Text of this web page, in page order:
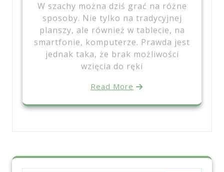
W szachy można dziś grać na różne
sposoby. Nie tylko na tradycyjnej
planszy, ale również w tablecie, na
smartfonie, komputerze. Prawda jest
jednak taka, że brak możliwości
wzięcia do ręki
Read More